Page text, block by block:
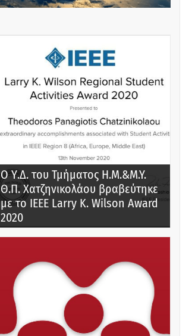
Ο Υ.Δ. του Τμήματος Η.Μ.&M.Y.
Θ.Π. Χατζηνικολάου βραβεύτηκε
με το IEEE Larry K. Wilson Award
2020